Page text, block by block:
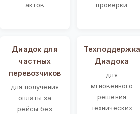
актов
проверки
Диадок для
частных
перевозчиков
для получения
оплаты за
рейсы без
Техподдержка
Диадока
для
мгновенного
решения
технических